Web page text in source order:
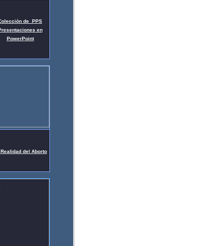
de PPS
en
PowerPoint
del Aborto